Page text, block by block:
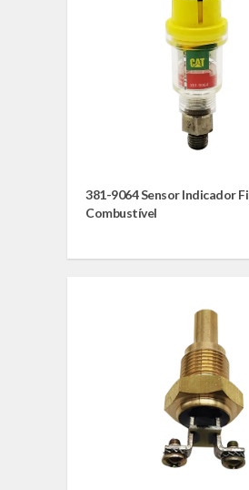
381-9064 Sensor Indicador
Combustível